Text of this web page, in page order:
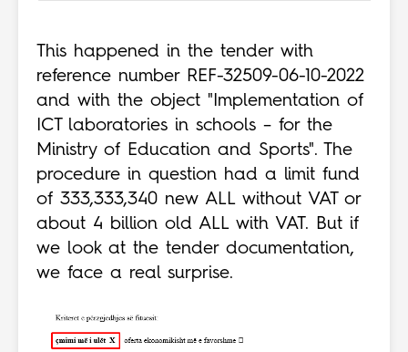
This happened in the tender with
reference number REF-32509-06-10-2022
and with the object "Implementation of
ICT laboratories in schools – for the
Ministry of Education and Sports". The
procedure in question had a limit fund
of 333,333,340 new ALL without VAT or
about 4 billion old ALL with VAT. But if
we look at the tender documentation,
we face a real surprise.